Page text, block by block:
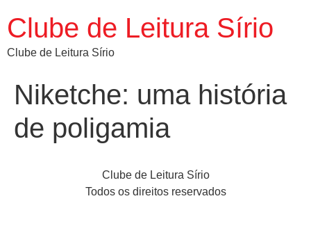
Clube de Leitura Sírio
Clube de Leitura Sírio
Niketche: uma história
de poligamia
Clube de Leitura Sírio
Todos os direitos reservados